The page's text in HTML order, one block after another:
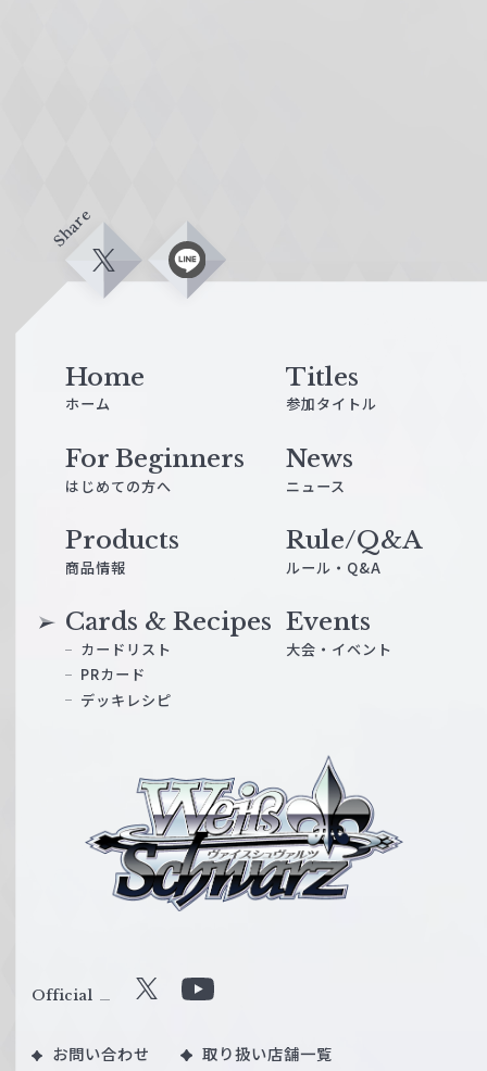
Share
X L
ス
ル
Home
ホーム
Titles
参加タイトル
For Beginners
はじめての方へ
News
ニュース
Products
商品情報
Cards & Recipes
カードリスト
PRカード
デッキレシピ
Events
大会・イベント
Rule/Q&A
ルール・Q&A
Official X
u
お問い合わせ 取り扱い店舗一覧